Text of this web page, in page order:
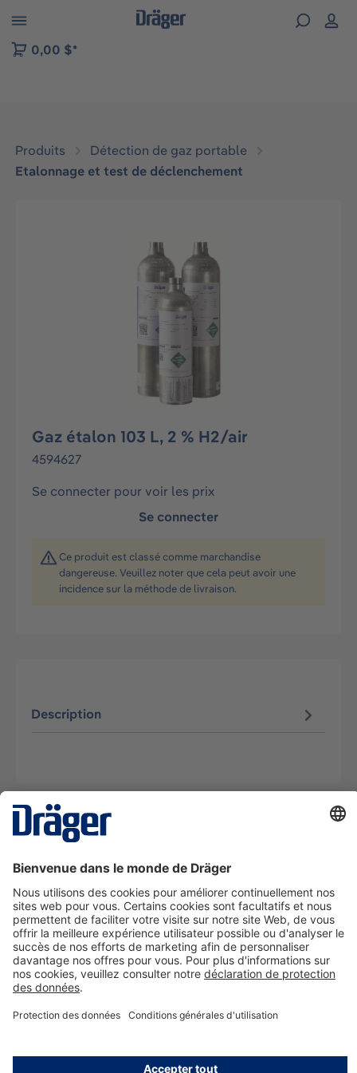
to B2B platform navigation
0,00 $*
Produits
Détection de gaz portable
Etalonnage et test de déclenchement
Ignorer la galerie d'images
Gaz étalon 103 L, 2 % H2/air
4594627
Se connecter pour voir les prix
Se connecter
Ce produit est classé comme marchandise
dangereuse. Veuillez noter que cela peut avoir une
incidence sur la méthode de livraison.
Description
La technologie
Nous contacter
A propos de Dräger
Informations